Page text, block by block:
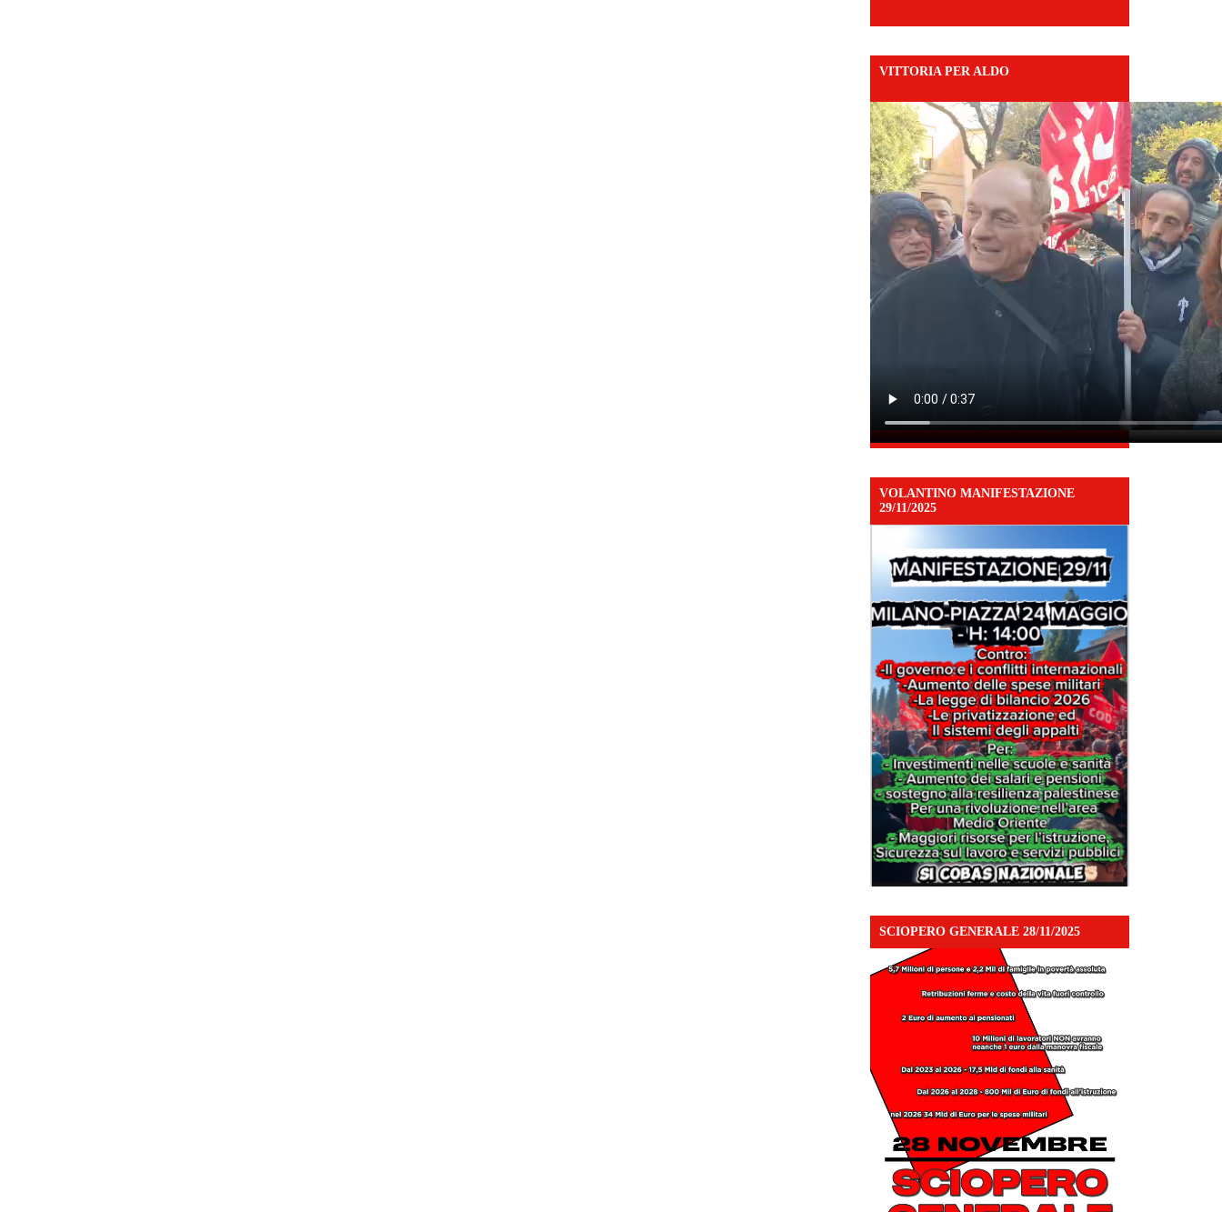
VITTORIA PER ALDO
VOLANTINO MANIFESTAZIONE
29/11/2025
SCIOPERO GENERALE 28/11/2025